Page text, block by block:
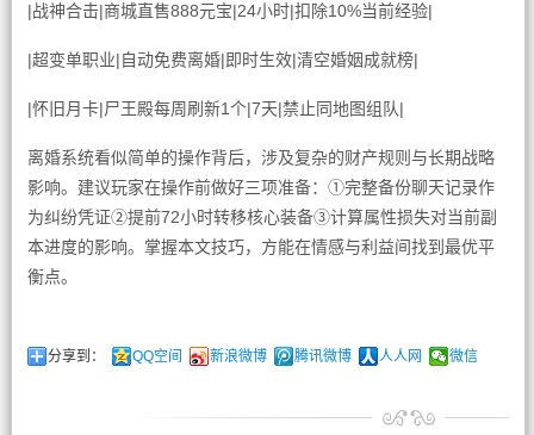
|战神合击|商城直售888元宝|24小时|扣除10%当前经验|
|超变单职业|自动免费离婚|即时生效|清空婚姻成就榜|
|怀旧月卡|尸王殿每周刷新1个|7天|禁止同地图组队|
离婚系统看似简单的操作背后，涉及复杂的财产规则与长期战略
影响。建议玩家在操作前做好三项准备：①完整备份聊天记录作
为纠纷凭证②提前72小时转移核心装备③计算属性损失对当前副
本进度的影响。掌握本文技巧，方能在情感与利益间找到最优平
衡点。
分享到： QQ空间 新浪微博 腾讯微博 人人网 微信